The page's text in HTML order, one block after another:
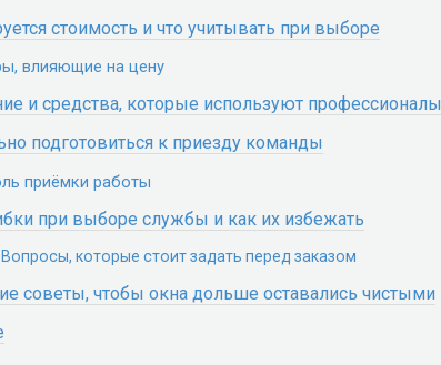
стоимость и что учитывать при выборе
влияющие на цену
и средства, которые используют профессионалы
подготовиться к приезду команды
приёмки работы
при выборе службы и как их избежать
Вопросы, которые стоит задать перед заказом
советы, чтобы окна дольше оставались чистыми